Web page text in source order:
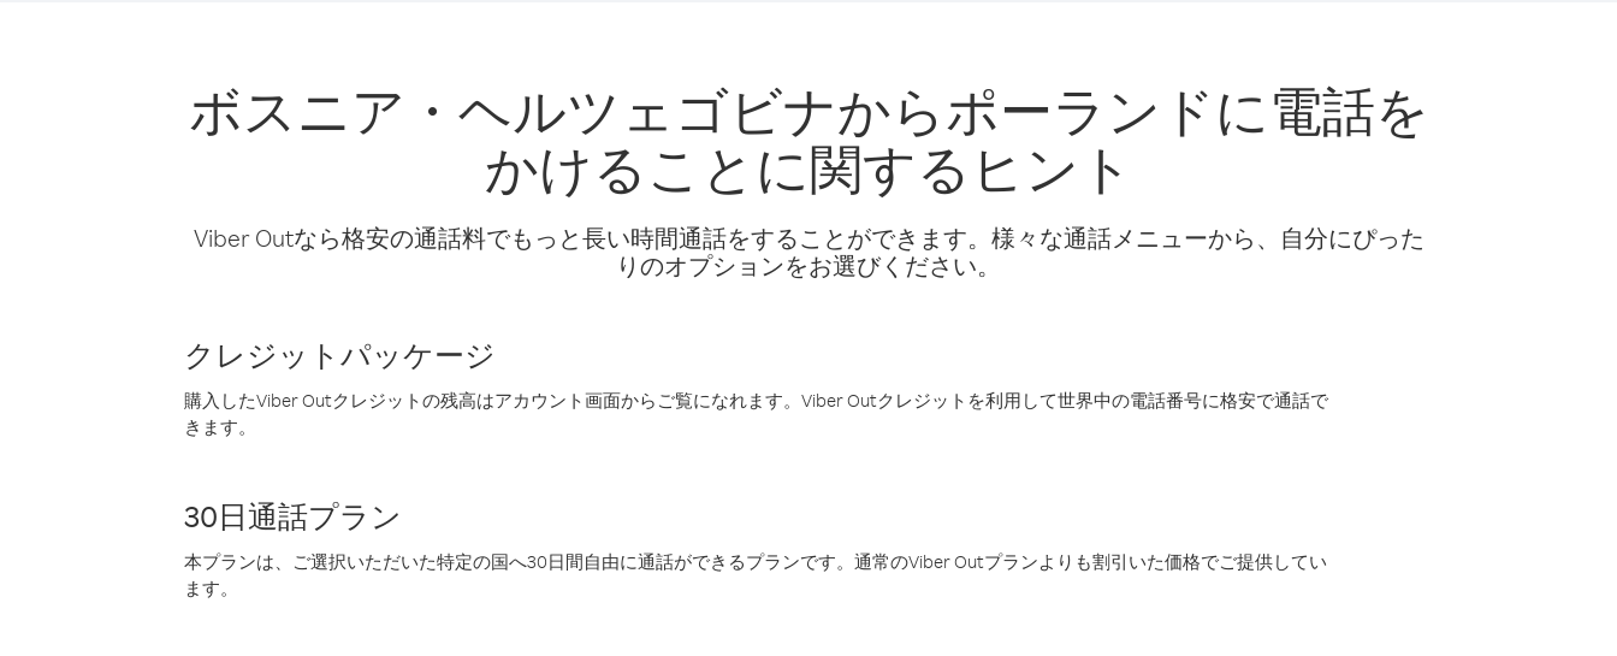
ボスニア・ヘルツェゴビナからポーランドに電話を
かけることに関するヒント
Viber Outなら格安の通話料でもっと長い時間通話をすることができます。様々な通話メニューから、自分にぴった
りのオプションをお選びください。
クレジットパッケージ
購入したViber Outクレジットの残高はアカウント画面からご覧になれます。Viber Outクレジットを利用して世界中の電話番号に格安で通話で
きます。
30日通話プラン
本プランは、ご選択いただいた特定の国へ30日間自由に通話ができるプランです。通常のViber Outプランよりも割引いた価格でご提供してい
ます。